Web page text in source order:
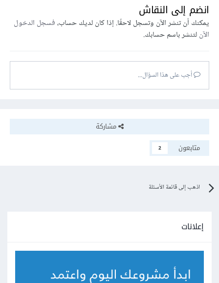
انضم إلى النقاش
يمكنك أن تنشر الآن وتسجل لاحقًا. إذا كان لديك حساب،فسجل الدخول
الآنلتنشر باسم حسابك.
أجب على هذا السؤال...
مشاركة
متابعون
2
اذهب إلى قائمة الأسئلة
إعلانات